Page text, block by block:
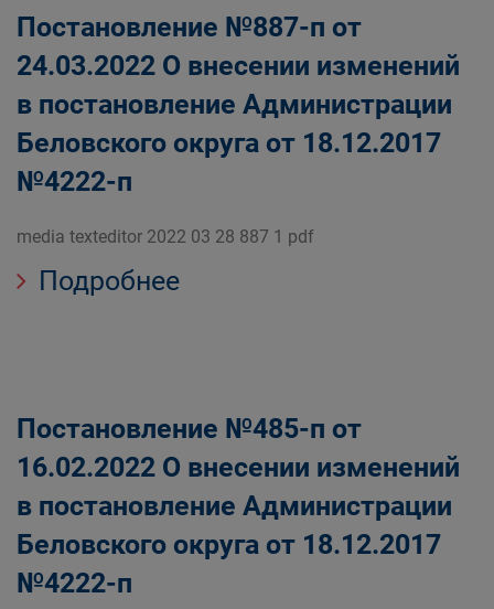
Постановление №887-п от
24.03.2022 О внесении изменений
в постановление Администрации
Беловского округа от 18.12.2017
№4222-п
media texteditor 2022 03 28 887 1 pdf
Подробнее
Постановление №485-п от
16.02.2022 О внесении изменений
в постановление Администрации
Беловского округа от 18.12.2017
№4222-п